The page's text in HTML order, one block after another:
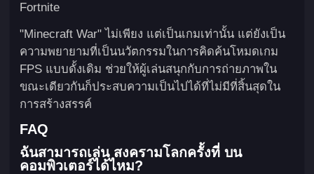
Fortnite
"Minecraft War" ไม่เพียง แต่เป็นเกมเท่านั้น แต่ยังเป็น
ความพยายามที่เป็นนวัตกรรมในการคิดค้นโหมดเกม
FPS แบบดั้งเดิม ช่วยให้ผู้เล่นสนุกกับการถ่ายภาพใน
ขณะเดียวกันก็ประสบความเป็นไปได้ที่ไม่มีที่สิ้นสุดใน
การสร้างสรรค์
FAQ
ฉันสามารถเล่น สงครามโลกครั้งที่ บน
คอมพิวเตอร์ได้ไหม?